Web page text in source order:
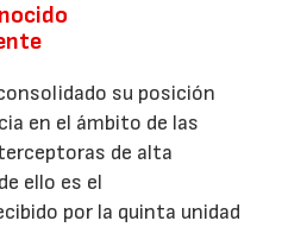
su posición
en el ámbito de las
de alta
ello es el
por la quinta unidad